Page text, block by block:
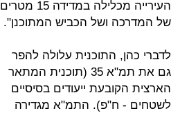
העירייה מכלילה במדידה 15 מטרים
של המדרכה ושל הכביש המתוכנן".
לדברי כהן, התוכנית עלולה להפר
גם את תמ"א 35 (תוכנית המתאר
הארצית הקובעת ייעודים בסיסיים
לשטחים - ח"פ). התמ"א מגדירה